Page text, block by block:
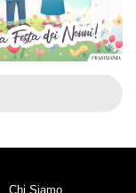
Chi Siamo